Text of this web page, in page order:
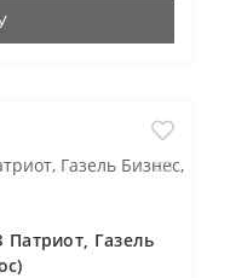
Газель